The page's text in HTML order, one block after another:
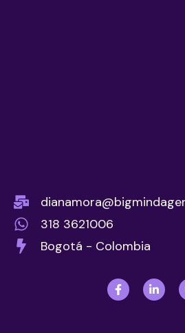
318 3621006
Bogotá - Colombia